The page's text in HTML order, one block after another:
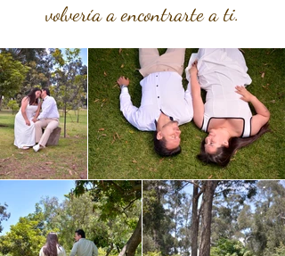
volvería a encontrarte a ti.